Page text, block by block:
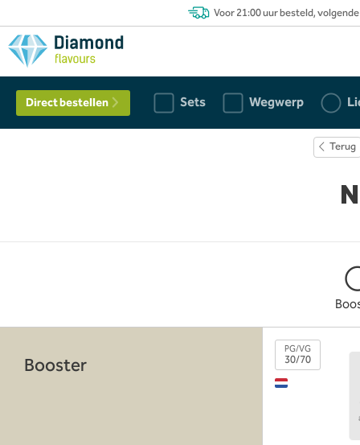
Voor 21:00 uur besteld,
Direct bestellen Sets Wegwerp
Terug
Booster
PG/VG
30/70